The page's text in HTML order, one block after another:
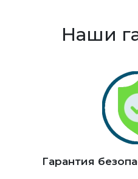
Наши
Гарантия